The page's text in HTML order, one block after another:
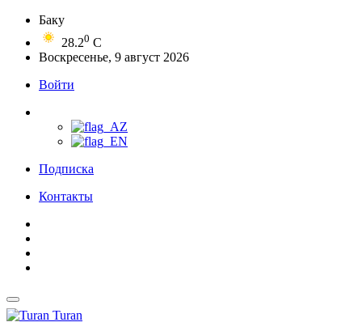
Баку
28.20 C
Воскресенье, 9 август 2026
Войти
Подписка
Контакты
Turan